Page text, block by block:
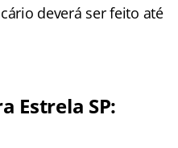
deverá ser feito até
Estrela SP: